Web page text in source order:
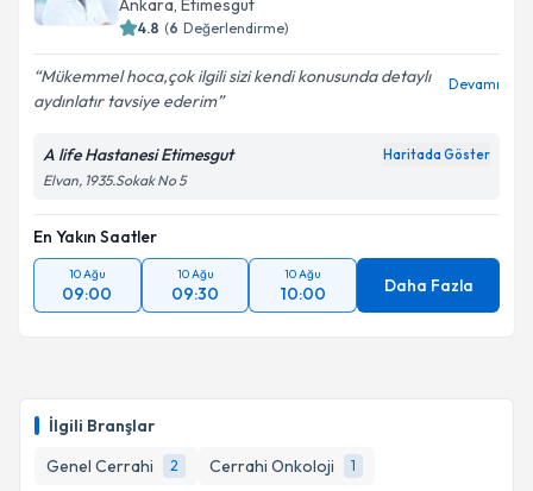
İlgili Branşlar
Genel Cerrahi
2 Cerrahi Onkoloji 1
Ankara, Etimesgut
4.8 (6 Değerlendirme)
Mükemmel hoca,çok ilgili sizi kendi konusunda detaylı
aydınlatır tavsiye ederim
Devamı
A life Hastanesi Etimesgut Haritada Göster
Elvan, 1935.Sokak No 5
En Yakın Saatler
10 Ağu
09:00
10 Ağu
09:30
10 Ağu
10:00 Daha Fazla